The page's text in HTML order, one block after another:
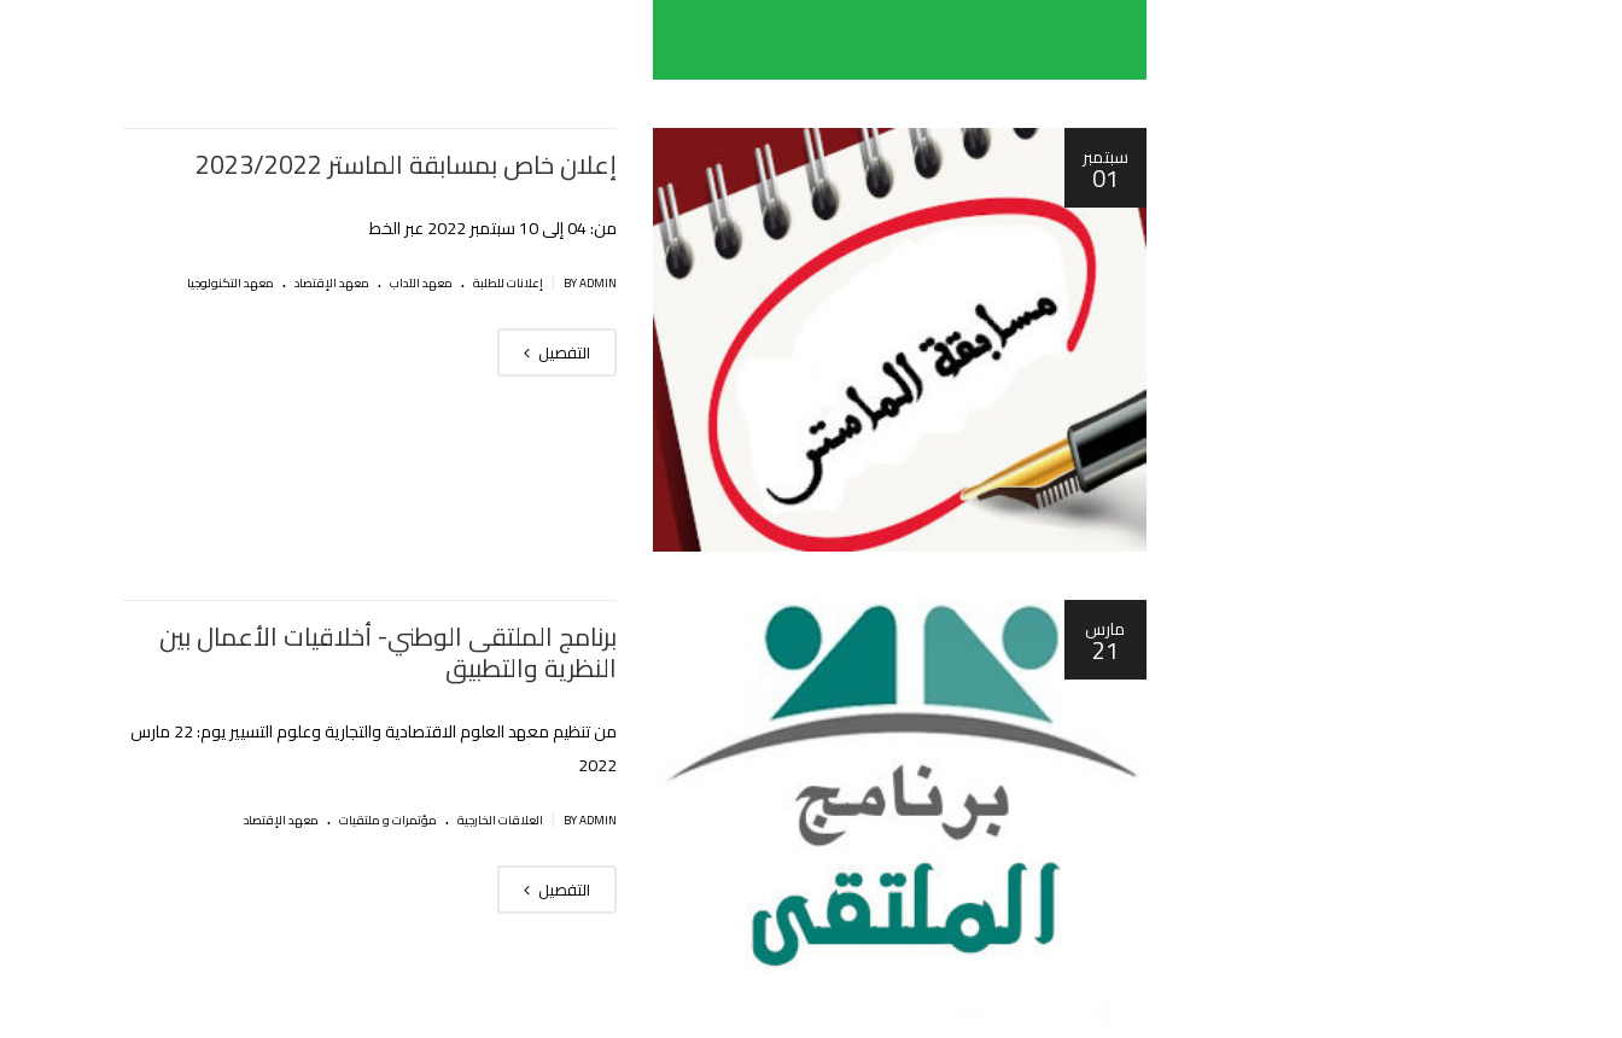
سبتمبر
01 إعلان خاص بمسابقة الماستر 2023/2022
من: 04 إلى 10 سبتمبر 2022 عبر الخط
BY ADMIN إعلانات للطلبة . معهد الآداب . معهد الإقتصاد . معهد التكنولوجيا
التفصيل
مارس
21 برنامج الملتقى الوطني- أخلاقيات الأعمال بين
النظرية والتطبيق
من تنظيم معهد العلوم الاقتصادية والتجارية وعلوم التسيير يوم: 22 مارس
2022
BY ADMIN العلاقات الخارجية . مؤتمرات و ملتقيات . معهد الإقتصاد
التفصيل